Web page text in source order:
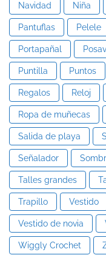
Navidad Niña
Pantuflas Pelele
Portapañal
Puntilla Puntos
Regalos Reloj
Ropa de muñecas
Salida de playa
Señalador
Talles grandes
Trapillo Vestido
Vestido de novia
Wiggly Crochet